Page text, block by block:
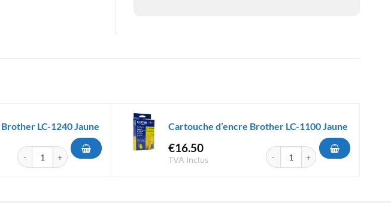
LC-1240 Jaune
quantité de Cartouche d'encre Brother LC-1240 Jaune
Cartouche d’encre Brother LC-1100 Jaune
€16.50
TVA Inclus
quantité de Cartouche d'encre